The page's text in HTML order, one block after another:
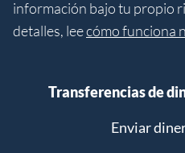
información bajo tu propio
detalles, leecómo funciona
Transferencias de
Enviar